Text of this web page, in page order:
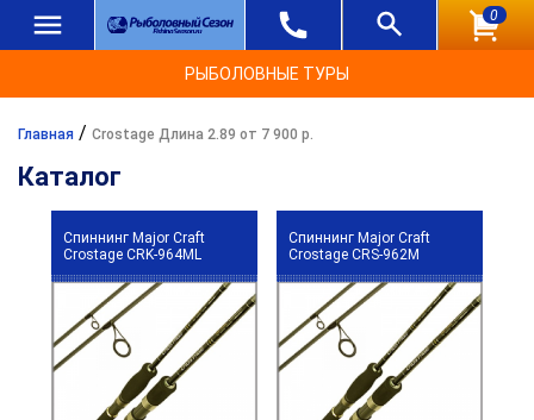
0
РЫБОЛОВНЫЕ ТУРЫ
Главная / Crostage Длина 2.89 от 7 900 р.
Каталог
Спиннинг Major Craft
Crostage CRK-964ML
Спиннинг Major Craft
Crostage CRS-962M